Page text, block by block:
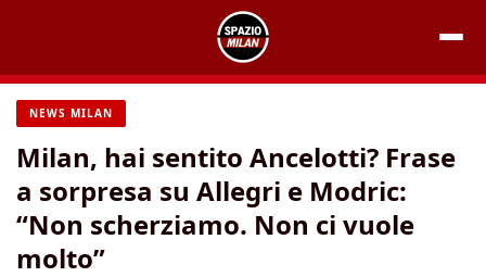
contenuto
NEWS MILAN
Milan, hai sentito Ancelotti? Frase
a sorpresa su Allegri e Modric:
“Non scherziamo. Non ci vuole
molto”